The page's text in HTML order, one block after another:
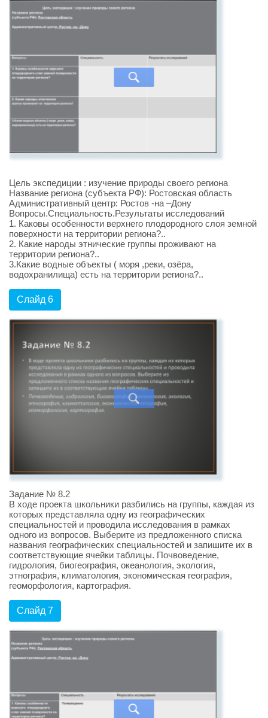
Цель экспедиции : изучение природы своего региона
Название региона (субъекта РФ): Ростовская область
Административный центр: Ростов -на –Дону
Вопросы.Специальность.Результаты исследований
1. Каковы особенности верхнего плодородного слоя земной
поверхности на территории региона?..
2. Какие народы этнические группы проживают на
территории региона?..
3.Какие водные объекты ( моря ,реки, озёра,
водохранилища) есть на территории региона?..
Слайд 6
Задание № 8.2
В ходе проекта школьники разбились на группы, каждая из
которых представляла одну из географических
специальностей и проводила исследования в рамках
одного из вопросов. Выберите из предложенного списка
названия географических специальностей и запишите их в
соответствующие ячейки таблицы. Почвоведение,
гидрология, биогеография, океанология, экология,
этнография, климатология, экономическая география,
геоморфология, картография.
Слайд 7